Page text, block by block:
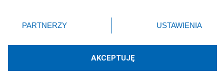
Technologię dostarcza:W3media.pl
zmienić/wycofać klikając przycisk ustawień prywatności
znajdujący się w lewym dolnym rogu strony
rodzaje przetwarzania danych nie wymagają zgody
użytkownika, ale masz prawo sprzeciwić się takiemu
PARTNERZY USTAWIENIA
AKCEPTUJĘ